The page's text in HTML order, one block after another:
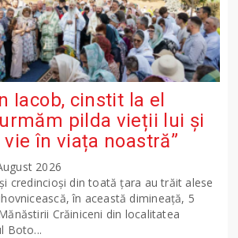
Iacob, cinstit la el
urmăm pilda vieții lui și
în viața noastră”
2026
credincioși din toată țara au trăit alese
în această dimineață, 5
Crăiniceni din localitatea
Boto...